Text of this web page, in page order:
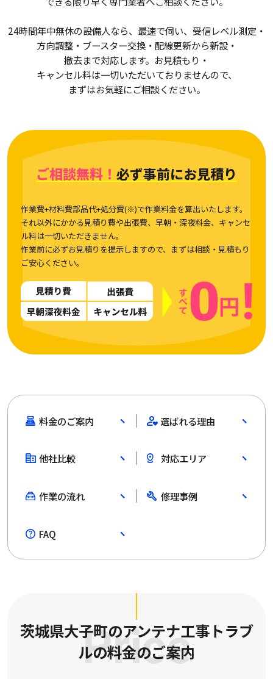
24時間年中無休の設備人なら、最速で伺い、受信レベル測定・
方向調整・ブースター交換・配線更新から新設・
撤去まで対応します。お見積もり・
キャンセル料は一切いただいておりませんので、
まずはお気軽にご相談ください。
ご相談無料！ 必ず事前にお見積り
作業費+材料費部品代+処分費(※)で作業料金を算出いたします。
それ以外にかかる見積り費や出張費、早朝・深夜料金、キャンセ
ル料は一切いただきません。
作業前に必ずお見積りを提示しますので、まずは相談・見積もり
ご安心ください。
料金のご案内 選ばれる理由
他社比較 対応エリア
作業の流れ 修理事例
FAQ
Price
茨城県大子町のアンテナ工事トラブ
ルの料金のご案内